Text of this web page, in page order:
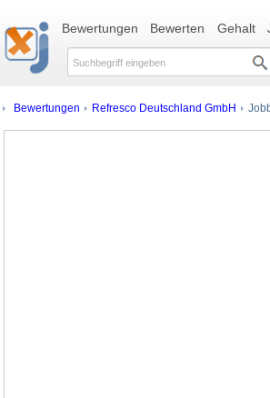
Bewertungen Bewerten Gehalt
Bewertungen Refresco Deutschland GmbH